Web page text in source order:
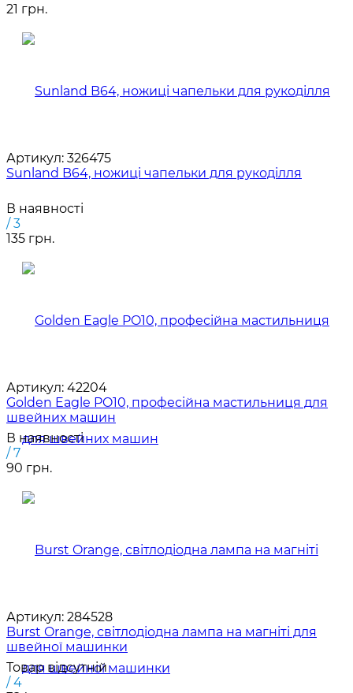
21 грн.
Артикул: 326475
Sunland B64, ножиці чапельки для рукоділля
В наявності
/ 3
135 грн.
Артикул: 42204
Golden Eagle PO10, професійна мастильниця для
швейних машин
В наявності
/ 7
90 грн.
Артикул: 284528
Burst Orange, світлодіодна лампа на магніті для
швейної машинки
Товар відсутній
/ 4